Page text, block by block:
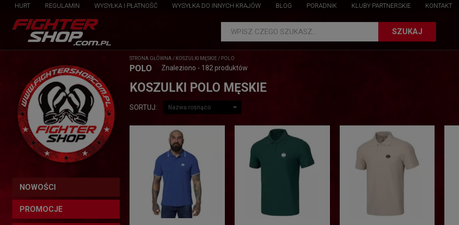
WPISZ CZEGO SZUKASZ... SZUKAJ
NOWOŚCI
PROMOCJE
HURT REGULAMIN WYSYŁKA I PŁATNOŚĆ WYSYŁKA DO INNYCH KRAJÓW BLOG PORADNIK KLUBY PARTNERSKIE KONTAKT
STRONA GŁÓWNA / KOSZULKI MĘSKIE / POLO
POLO Znaleziono - 182 produktów
KOSZULKI POLO MĘSKIE
SORTUJ: